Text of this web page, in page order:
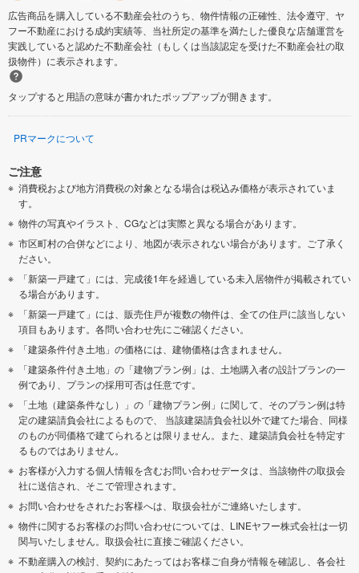
広告商品を購入している不動産会社のうち、物件情報の正確性、法令遵守、ヤ
フー不動産における成約実績等、当社所定の基準を満たした優良な店舗運営を
実践していると認めた不動産会社（もしくは当該認定を受けた不動産会社の取
扱物件）に表示されます。
タップすると用語の意味が書かれたポップアップが開きます。
PRマークについて
ご注意
消費税および地方消費税の対象となる場合は税込み価格が表示されていま
す。
物件の写真やイラスト、CGなどは実際と異なる場合があります。
市区町村の合併などにより、地図が表示されない場合があります。ご了承く
ださい。
「新築一戸建て」には、完成後1年を経過している未入居物件が掲載されてい
る場合があります。
「新築一戸建て」には、販売住戸が複数の物件は、全ての住戸に該当しない
項目もあります。各問い合わせ先にご確認ください。
「建築条件付き土地」の価格には、建物価格は含まれません。
「建築条件付き土地」の「建物プラン例」は、土地購入者の設計プランの一
例であり、プランの採用可否は任意です。
「土地（建築条件なし）」の「建物プラン例」に関して、そのプラン例は特
定の建築請負会社によるもので、 当該建築請負会社以外で建てた場合、同様
のものが同価格で建てられるとは限りません。また、建築請負会社を特定す
るものではありません。
お客様が入力する個人情報を含むお問い合わせデータは、当該物件の取扱会
社に送信され、そこで管理されます。
お問い合わせをされたお客様へは、取扱会社がご連絡いたします。
物件に関するお客様のお問い合わせについては、LINEヤフー株式会社は一切
関与いたしません。取扱会社に直接ご確認ください。
不動産購入の検討、契約にあたってはお客様ご自身が情報を確認し、各会社